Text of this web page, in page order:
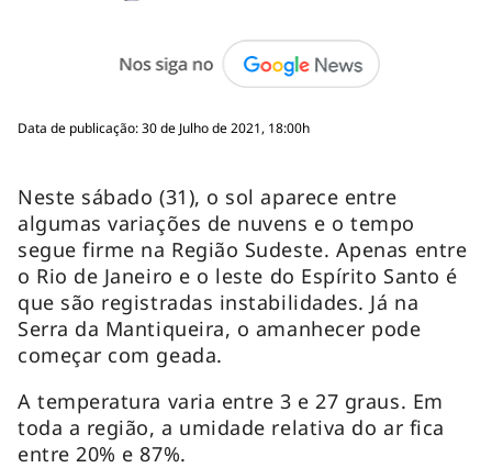
Data de publicação: 30 de Julho de 2021, 18:00h
Neste sábado (31), o sol aparece entre
algumas variações de nuvens e o tempo
segue firme na Região Sudeste. Apenas entre
o Rio de Janeiro e o leste do Espírito Santo é
que são registradas instabilidades. Já na
Serra da Mantiqueira, o amanhecer pode
começar com geada.
A temperatura varia entre 3 e 27 graus. Em
toda a região, a umidade relativa do ar fica
entre 20% e 87%.